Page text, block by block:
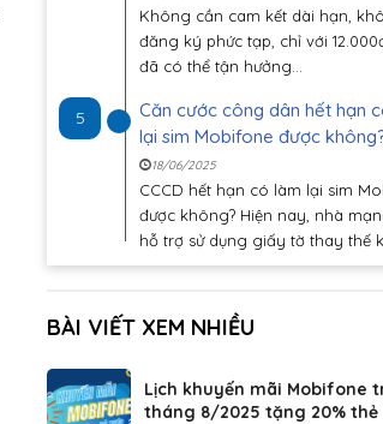
Không cần cam kết dài hạn,
đăng ký phức tạp, chỉ với
đã có thể tận hưởng...
5
Căn cước công dân hết hạn
lại sim Mobifone được
18/06/2025
CCCD hết hạn có làm lại sim
được không? Hiện nay, nhà
hỗ trợ sử dụng giấy tờ thay thế
BÀI VIẾT XEM NHIỀU
Lịch khuyến mãi Mobifone
tháng 8/2025 tặng 20% thẻ